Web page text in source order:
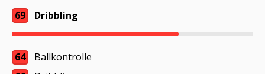
69 Dribbling
64
Ballkontrolle